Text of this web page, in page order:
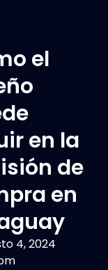
el
en la
de
en
4, 2024